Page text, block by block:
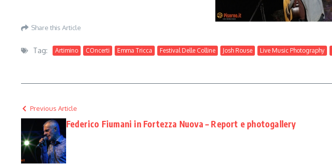
Share this Article
Tag: Artimino COncerti Emma Tricca Festival Delle Colline Josh Rouse Live Music Photography
Previous Article
Federico Fiumani in Fortezza Nuova – Report e photogallery